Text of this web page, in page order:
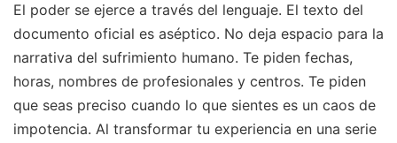
El poder se ejerce a través del lenguaje. El texto del
documento oficial es aséptico. No deja espacio para la
narrativa del sufrimiento humano. Te piden fechas,
horas, nombres de profesionales y centros. Te piden
que seas preciso cuando lo que sientes es un caos de
impotencia. Al transformar tu experiencia en una serie